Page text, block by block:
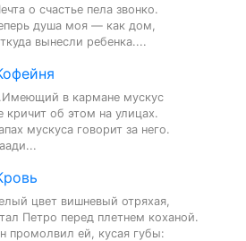
о счастье пела звонко.
душа моя — как дом,
вынесли ребенка....
в кармане мускус
кричит об этом на улицах.
мускуса говорит за него.
цвет вишневый отряхая,
Петро перед плетнем коханой.
промолвил ей, кусая губы: